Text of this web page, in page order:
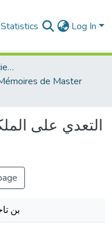
Statistics Log In
Faculté de droit et des sciences politiques
de Master
التعدي على
بن